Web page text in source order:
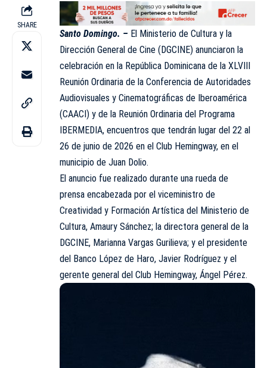
SHARE
Santo Domingo. – El Ministerio de Cultura y la
Dirección General de Cine (DGCINE) anunciaron la
celebración en la República Dominicana de la XLVIII
Reunión Ordinaria de la Conferencia de Autoridades
Audiovisuales y Cinematográficas de Iberoamérica
(CAACI) y de la Reunión Ordinaria del Programa
IBERMEDIA, encuentros que tendrán lugar del 22 al
26 de junio de 2026 en el Club Hemingway, en el
municipio de Juan Dolio.
El anuncio fue realizado durante una rueda de
prensa encabezada por el viceministro de
Creatividad y Formación Artística del Ministerio de
Cultura, Amaury Sánchez; la directora general de la
DGCINE, Marianna Vargas Gurilieva; y el presidente
del Banco López de Haro, Javier Rodríguez y el
gerente general del Club Hemingway, Ángel Pérez.